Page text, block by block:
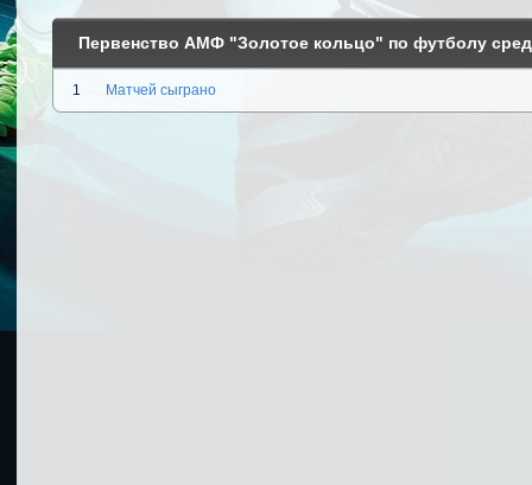
Первенство АМФ "Золотое кольцо" по футболу
1 Матчей сыграно